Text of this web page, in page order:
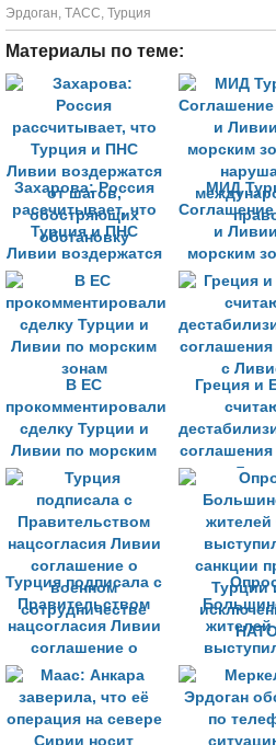
Эрдоган, ТАСС, Турция
Материалы по теме:
Захарова: Россия
рассчитывает, что
Турция и ПНС
Ливии воздержатся
от шагов,
обостряющих
обстановку
МИД
и
морским
В ЕС
прокомментировали
сделку Турции и
Ливии по морским
зонам
Греция и
с
Турция подписала с
Правительством
нацсогласия Ливии
соглашение о
военном
сотрудничестве
санкции
Турции